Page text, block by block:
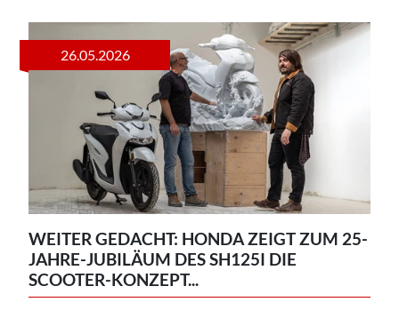
26.05.2026
WEITER GEDACHT: HONDA ZEIGT ZUM 25-
JAHRE-JUBILÄUM DES SH125I DIE
SCOOTER-KONZEPT...